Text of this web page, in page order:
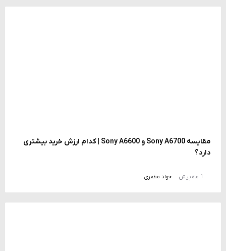
مقایسه Sony A6700 و Sony A6600 | کدام ارزش خرید بیشتری
دارد؟
1 ماه پیش جواد مظفری